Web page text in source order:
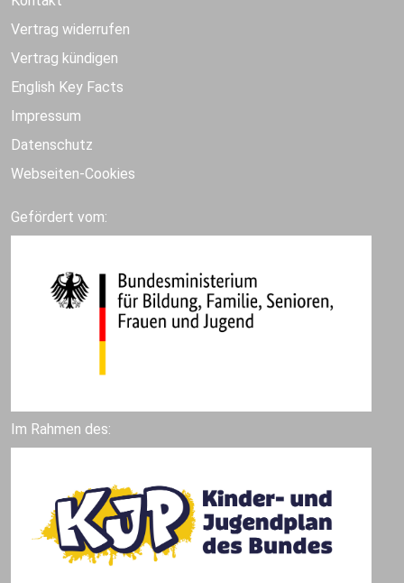
Vertrag widerrufen
Vertrag kündigen
English Key Facts
Impressum
Datenschutz
Webseiten-Cookies
Gefördert vom:
Im Rahmen des: